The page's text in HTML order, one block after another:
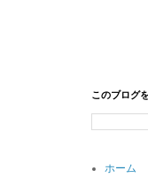
このブログ
ホーム